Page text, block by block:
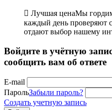
 Лучшая ценаМы
каждый день проверяют
отдают выбор нашему
Войдите в учётную
сообщить вам об ответе
E-mail
ПарольЗабыли пароль?
Создать учетную запись